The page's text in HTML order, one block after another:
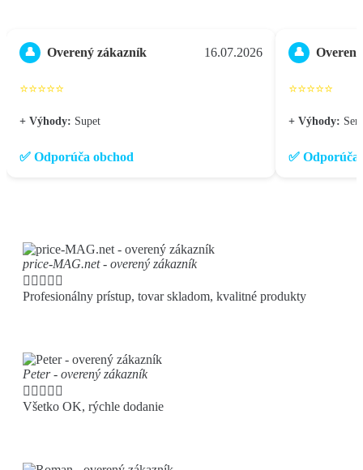
👤 Overený zákazník 16.07.2026
⭐⭐⭐⭐⭐
+ Výhody: Supet
✅ Odporúča obchod
👤
⭐⭐⭐⭐⭐
+ Výhody:
✅ Odporúča
price-MAG.net - overený zákazník
    
Profesionálny prístup, tovar skladom, kvalitné produkty
Peter - overený zákazník
    
Všetko OK, rýchle dodanie